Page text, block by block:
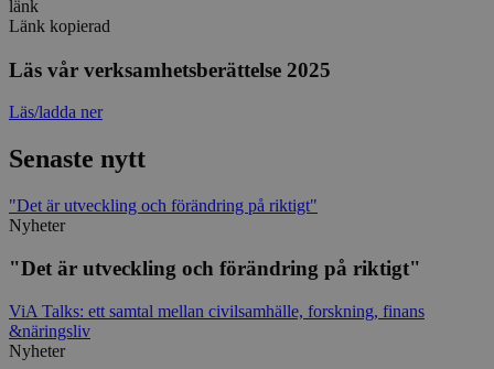
länk
Länk kopierad
Läs vår verksamhetsberättelse 2025
Läs/ladda ner
Senaste nytt
"Det är utveckling och förändring på riktigt"
Nyheter
"Det är utveckling och förändring på riktigt"
ViA Talks: ett samtal mellan civilsamhälle, forskning, finans
&näringsliv
Nyheter
business
Privacy Policy